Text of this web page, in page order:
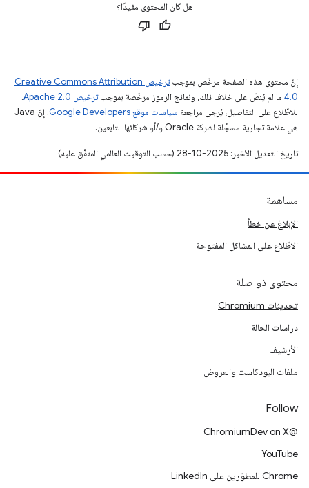
هل كان المحتوى مفيدًا؟
إنّ محتوى هذه الصفحة مرخّص بموجب
ترخيص Creative Commons Attribution
4.0‏ ما لم يُنصّ على خلاف ذلك، ونماذج الرموز مرخّصة بموجبترخيص Apache 2.0‏
.
للاطّلاع على التفاصيل، يُرجى مراجعة سياسات موقع Google Developers‏
. إنّ Java
هي علامة تجارية مسجَّلة لشركة Oracle و/أو شركائها التابعين.
تاريخ التعديل الأخير: 2025-10-28 (حسب التوقيت العالمي المتفَّق عليه)
مساهمة
الإبلاغ عن خطأ
الاطّلاع على المشاكل المفتوحة
محتوى ذو صلة
تحديثات Chromium
دراسات الحالة
الأرشيف
ملفات البودكاست والعروض
Follow
@ChromiumDev on X
YouTube
Chrome للمطوّرين على LinkedIn